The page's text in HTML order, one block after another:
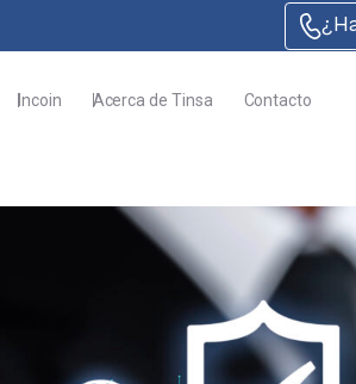
Incoin Acerca de Tinsa Contacto